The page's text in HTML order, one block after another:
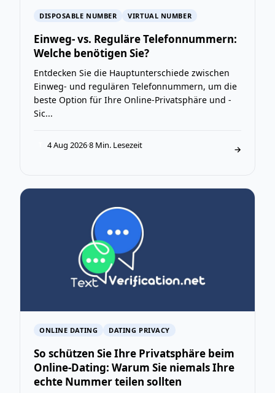
DISPOSABLE NUMBER VIRTUAL NUMBER
Einweg- vs. Reguläre Telefonnummern:
Welche benötigen Sie?
Entdecken Sie die Hauptunterschiede zwischen
Einweg- und regulären Telefonnummern, um die
beste Option für Ihre Online-Privatsphäre und -
Sic...
4 Aug 2026·8 Min. Lesezeit →
ONLINE DATING DATING PRIVACY
So schützen Sie Ihre Privatsphäre beim
Online-Dating: Warum Sie niemals Ihre
echte Nummer teilen sollten